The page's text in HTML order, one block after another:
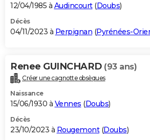
12/04/1985 à Audincourt(Doubs)
Décès
04/11/2023 à Perpignan (Pyrénées-
Renee GUINCHARD (93 ans)
Créer une cagnotte obsèques
Naissance
15/06/1930 à Vennes (Doubs)
Décès
23/10/2023 à Rougemont(Doubs)